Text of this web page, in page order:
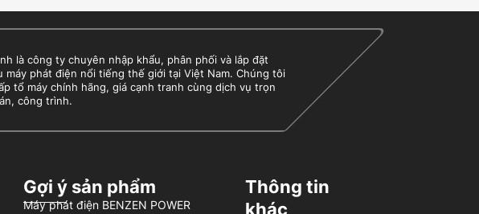
là công ty chuyên nhập khẩu, phân phối và lắp đặt
máy phát điện nổi tiếng thế giới tại Việt Nam. Chúng tôi
tổ máy chính hãng, giá cạnh tranh cùng dịch vụ trọn
công trình.
Gợi ý sản phẩm
Máy phát điện BENZEN POWER
Thông tin
khác